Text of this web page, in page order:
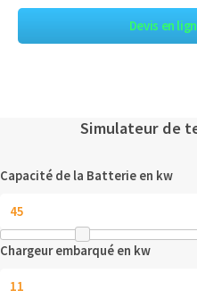
Devis en
Simulateur de
Capacité de la Batterie en kw
Chargeur embarqué en kw